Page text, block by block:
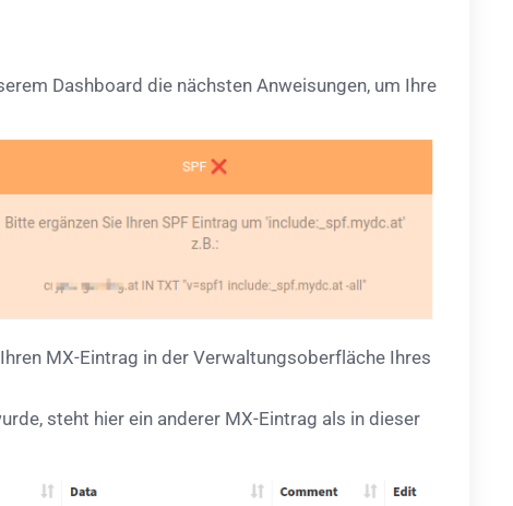
Dashboard die nächsten Anweisungen, um Ihre
MX-Eintrag in der Verwaltungsoberfläche Ihres
steht hier ein anderer MX-Eintrag als in dieser